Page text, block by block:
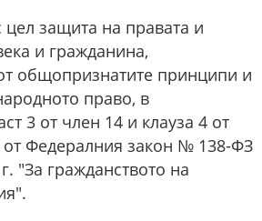
цел защита на правата и
и гражданина,
общопризнатите принципи и
право, в
3 от член 14 и клауза 4 от
от Федералния закон № 138-ФЗ
"За гражданството на